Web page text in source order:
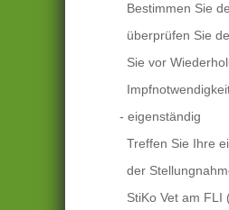
Bestimmen Sie
überprüfen Sie
Sie vor
- eigenständig
Treffen Sie Ihre
der
StiKo Vet am FLI